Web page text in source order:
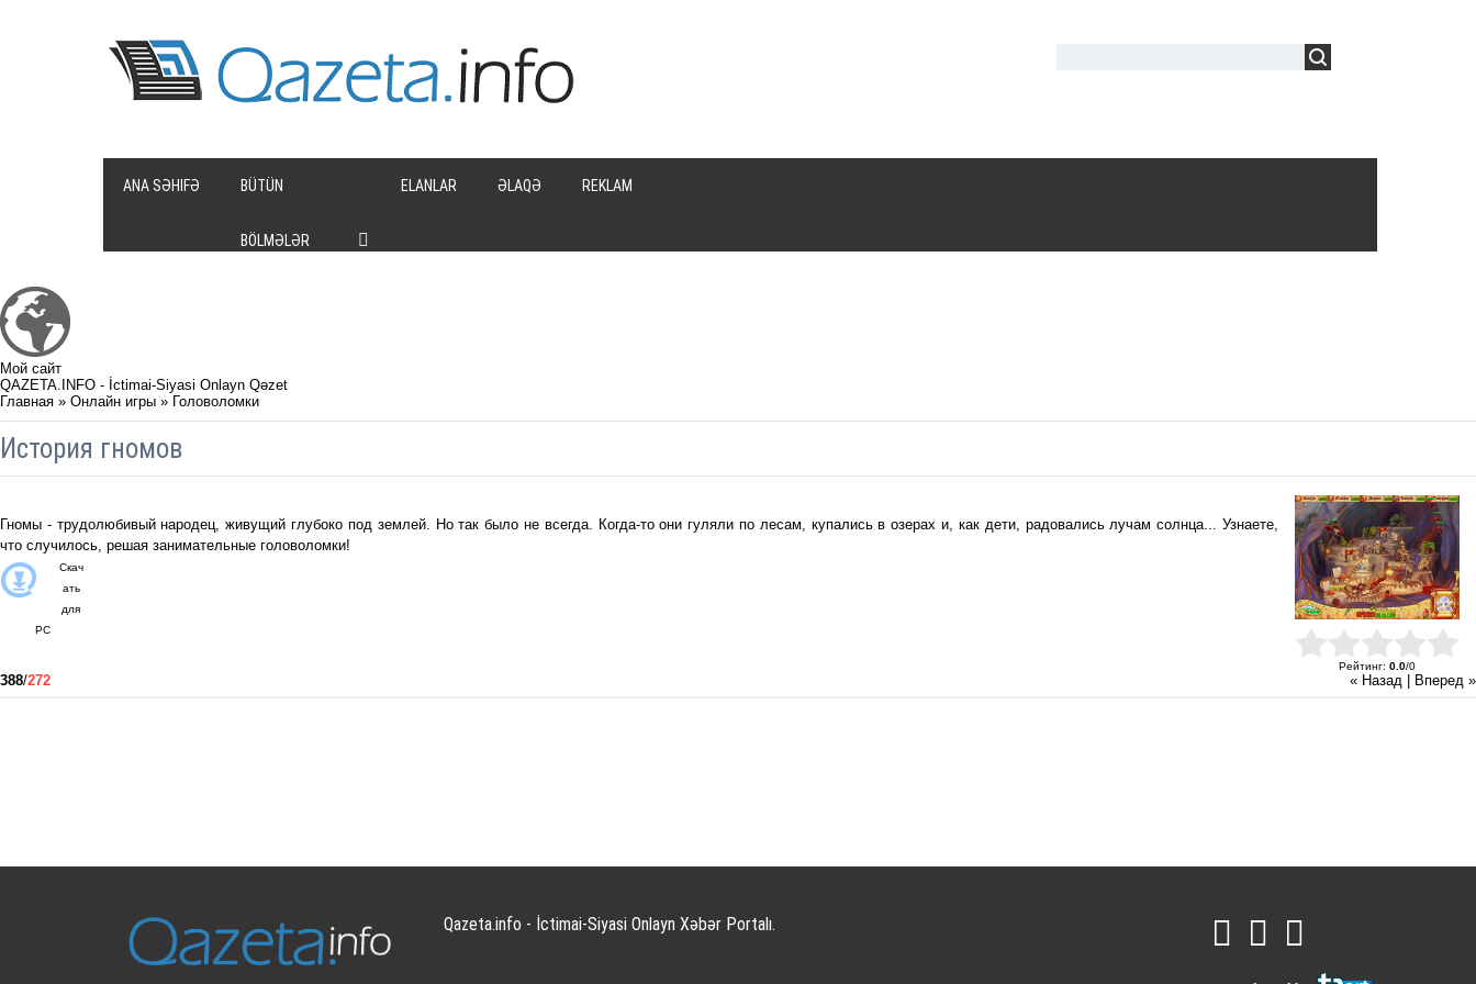
ANA SƏHIFƏ BÜTÜN
BÖLMƏLƏR
ELANLAR ƏLAQƏ REKLAM
Мой сайт
QAZETA.INFO - İctimai-Siyasi Onlayn Qəzet
Главная » Онлайн игры » Головоломки
История гномов
Гномы - трудолюбивый народец, живущий глубоко под землей. Но так было не всегда. Когда-то они гуляли по лесам, купались в озерах и, как дети, радовались лучам солнца... Узнаете,
что случилось, решая занимательные головоломки!
Скач
ать
для
PC
Рейтинг: 0.0/0
« Назад Вперед »
388/272
Qazeta.info - İctimai-Siyasi Onlayn Xəbər Portalı.